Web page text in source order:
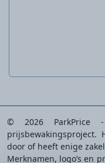
© 2026 ParkPrice -
prijsbewakingsproject.
door of heeft enige
Merknamen, logo’s en